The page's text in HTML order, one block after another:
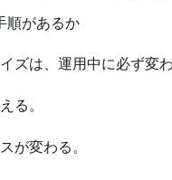
順があるか
ズは、運用中に必ず変わ
る。
が変わる。